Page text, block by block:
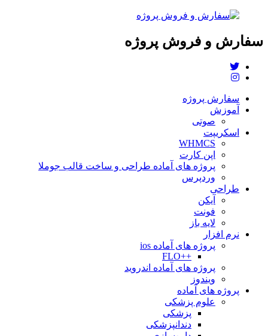
سفارش و فروش پروژه
سفارش پروژه
آموزش
صوتی
اسکریپت
WHMCS
اپن کارت
پروژه های آماده طراحی و ساخت قالب جوملا
وردپرس
طراحی
آیکن
فونت
لایه باز
نرم افزار
پروژه های آماده ios
++FLO
پروژه های آماده اندروید
ویندوز
پروژه های آماده
علوم پزشکی
پزشکی
دندانپزشکی